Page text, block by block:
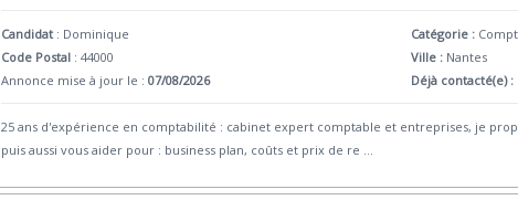
Candidat : Dominique
Code Postal : 44000
Annonce mise à jour le :07/08/2026
Catégorie :
Ville : Nantes
Déjà contacté(e) :
25 ans d'expérience en comptabilité : cabinet expert comptable et entreprises, je
puis aussi vous aider pour : business plan, coûts et prix de re